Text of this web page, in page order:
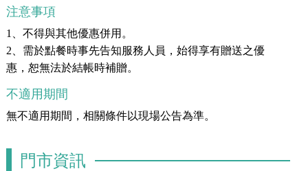
注意事項
1、不得與其他優惠併用。
2、需於點餐時事先告知服務人員，始得享有贈送之優
惠，恕無法於結帳時補贈。
不適用期間
無不適用期間，相關條件以現場公告為準。
門市資訊